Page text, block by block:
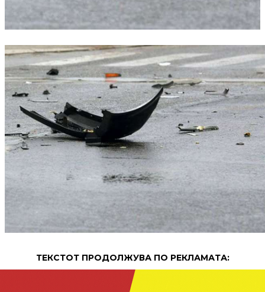
ТЕКСТОТ ПРОДОЛЖУВА ПО РЕКЛАМАТА: